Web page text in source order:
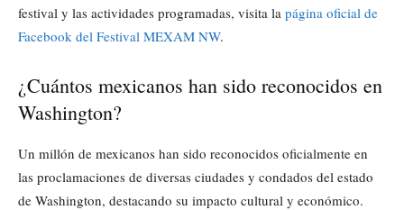
festival y las actividades programadas, visita la página oficial de
Facebook del Festival MEXAM NW.
¿Cuántos mexicanos han sido reconocidos en
Washington?
Un millón de mexicanos han sido reconocidos oficialmente en
las proclamaciones de diversas ciudades y condados del estado
de Washington, destacando su impacto cultural y económico.